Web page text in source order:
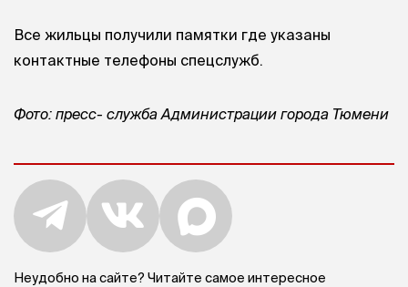
Все жильцы получили памятки где указаны
контактные телефоны спецслужб.
Фото: пресс- служба Администрации города Тюмени
Неудобно на сайте? Читайте самое интересное